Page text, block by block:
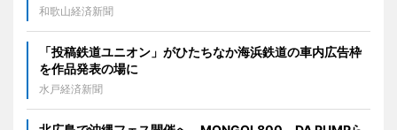
和歌山経済新聞
「投稿鉄道ユニオン」がひたちなか海浜鉄道の車内広告枠
を作品発表の場に
水戸経済新聞